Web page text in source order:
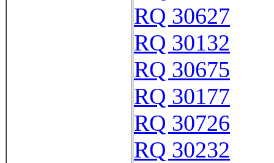
RQ 30627
RQ 30132
RQ 30675
RQ 30177
RQ 30726
RQ 30232